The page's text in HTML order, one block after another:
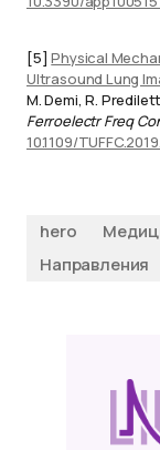
[5]Physical
Ultrasound Lung
M. Demi, R.
Ferroelectr Freq
10.1109/
hero
Направления